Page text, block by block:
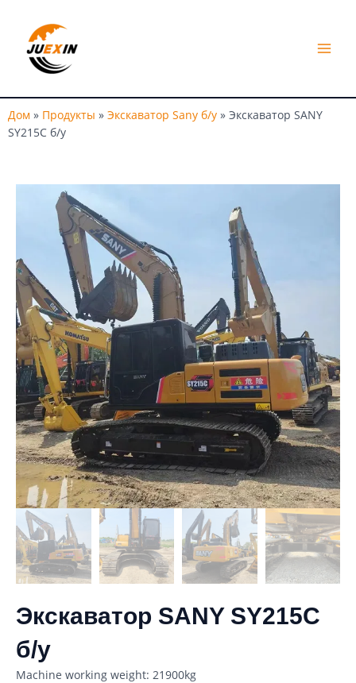
содержимому
Дом » Продукты » Экскаватор Sany б/у » Экскаватор SANY
SY215C б/у
Экскаватор SANY SY215C
б/у
Machine working weight: 21900kg